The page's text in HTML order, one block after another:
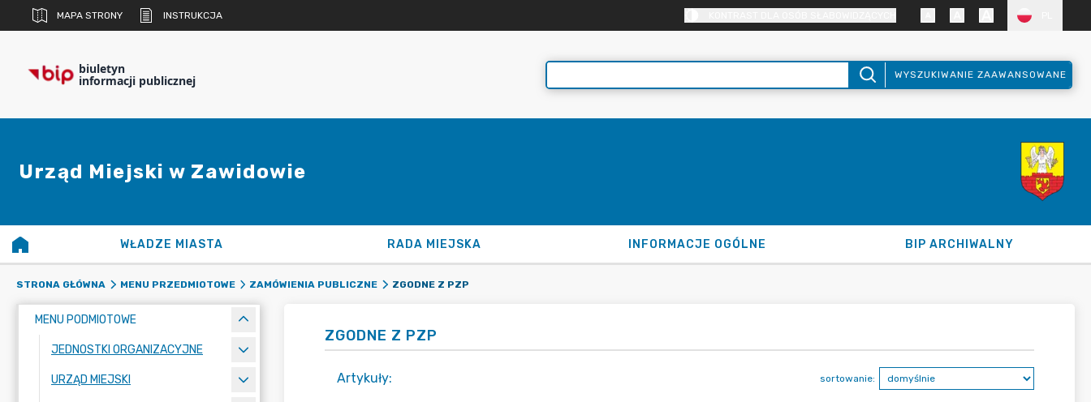
MAPA STRONY INSTRUKCJA
biuletyn
informacji publicznej WYSZUKIWANIE ZAAWANSOWANE
Urząd Miejski w Zawidowie
WŁADZE MIASTA RADA MIEJSKA INFORMACJE OGÓLNE BIP ARCHIWALNY
STRONA GŁÓWNA MENU PRZEDMIOTOWE ZAMÓWIENIA PUBLICZNE ZGODNE Z PZP
MENU PODMIOTOWE
JEDNOSTKI ORGANIZACYJNE
URZĄD MIEJSKI
ZGODNE Z PZP
Artykuły: sortowanie: